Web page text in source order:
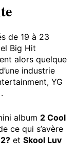
de 19 à 23
Big Hit
alors quelque
industrie
YG
album 2 Cool
ce qui s’avère
et Skool Luv